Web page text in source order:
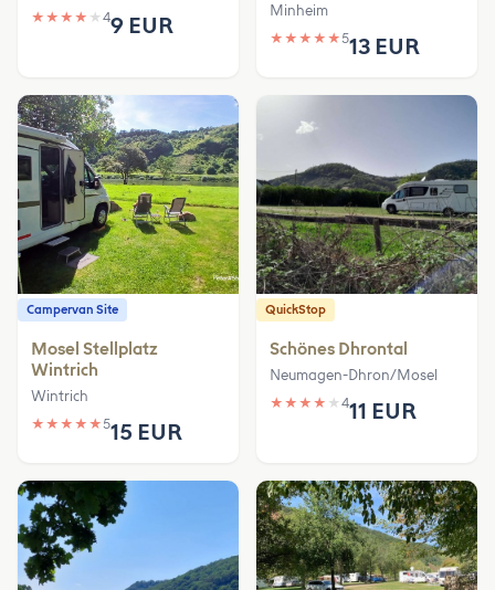
★ ★ ★ ★ ★ 49 EUR
Minheim
★ ★ ★ ★ ★513 EUR
Campervan Site
Mosel Stellplatz
Wintrich
Wintrich
★ ★ ★ ★ ★515 EUR
QuickStop
Schönes Dhrontal
Neumagen-Dhron/Mosel
★ ★ ★ ★ ★ 411 EUR